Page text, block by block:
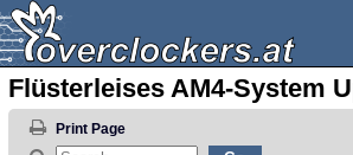
Flüsterleises AM4-System
Print Page